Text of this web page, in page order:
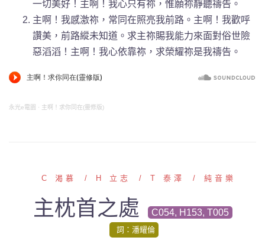
一切美好！主啊！我心只有祢，惟願祢靜聽禱告。
主啊！我感激祢，常同在照亮我前路。主啊！我歡呼
讚美，前路縱未知道。求主祢賜我能力來面對俗世險
惡滔滔！主啊！我心依靠祢，求榮耀祢是我禱告。
永光e電園 · 主啊！求你同在(靈修版)
C 渴慕 H 立志 T 泰澤 純音樂
主枕首之處 C054, H153, T005
詞：潘耀倫